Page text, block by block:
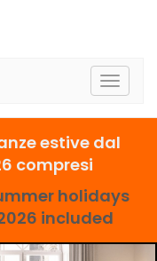
Toggle
estive dal
compresi
holidays
included